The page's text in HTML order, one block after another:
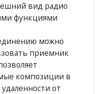
вид радио
функциями
можно
приемник
композиции в
от